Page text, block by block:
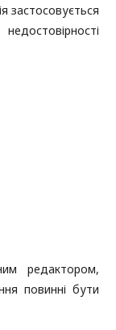
застосовується
редактором,
повинні бути